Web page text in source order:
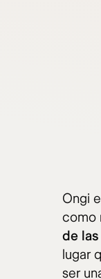
Ongi
como
de
lugar
ser